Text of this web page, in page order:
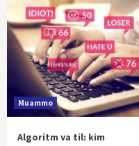
Muammo
Algoritm va til: kim